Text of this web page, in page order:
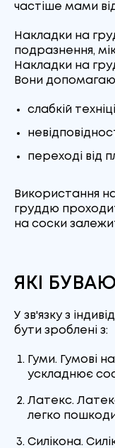
частіше мами
Накладки на
подразнення,
Накладки на
Вони
слабкій
переході від
Використання
груддю
на соски
ЯКІ
У зв'язку з
бути зроблені з:
Гуми. Гумові
ускладнює
Латекс.
легко
Силікона.